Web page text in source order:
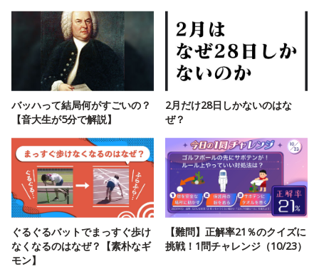
バッハって結局何がすごいの？
【音大生が5分で解説】
2月だけ28日しかないのはな
ぜ？
ぐるぐるバットでまっすぐ歩け
なくなるのはなぜ？【素朴なギ
モン】
【難問】正解率21％のクイズに
挑戦！1問チャレンジ（10/23）